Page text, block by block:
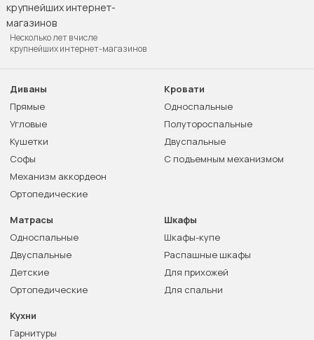
Несколько лет в числе
крупнейших интернет-магазинов
Диваны
Прямые
Угловые
Кушетки
Софы
Механизм аккордеон
Ортопедические
Кровати
Односпальные
Полутороспальные
Двуспальные
С подъемным механизмом
Матрасы
Односпальные
Двуспальные
Детские
Ортопедические
Шкафы
Шкафы-купе
Распашные шкафы
Для прихожей
Для спальни
Кухни
Гарнитуры